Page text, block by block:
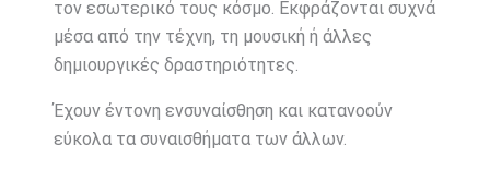
τον εσωτερικό τους κόσμο. Εκφράζονται συχνά
μέσα από την τέχνη, τη μουσική ή άλλες
δημιουργικές δραστηριότητες.
Έχουν έντονη ενσυναίσθηση και κατανοούν
εύκολα τα συναισθήματα των άλλων.